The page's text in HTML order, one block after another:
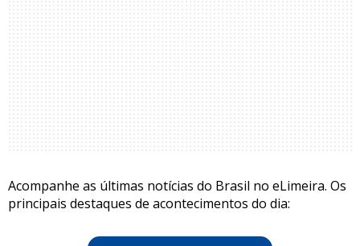
Acompanhe as últimas notícias do Brasil no eLimeira. Os
principais destaques de acontecimentos do dia: